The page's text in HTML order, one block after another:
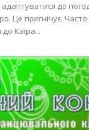
до
Це пригнічує.
Каїра...